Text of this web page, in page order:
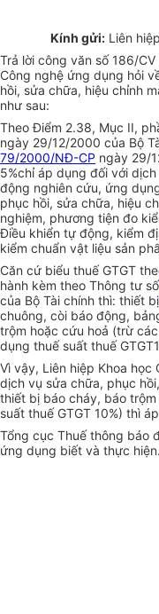
Kính gửi: Liên
Trả lời công văn số 186/
Công nghệ ứng dụng hỏi
hồi, sửa chữa, hiệu chỉnh
như sau:
Theo Điểm 2.38, Mục II,
ngày 29/12/2000 của Bộ
79/2000/NĐ-CP ngày 29/
5%chỉ áp dụng đối với
động nghiên cứu, ứng
phục hồi, sửa chữa, hiệu
nghiệm, phương tiện đo
Điều khiển tự động, kiểm
kiểm chuẩn vật liệu sản
Căn cứ biểu thuế GTGT
hành kèm theo Thông tư số
của Bộ Tài chính thì: thiết
chuông, còi báo động,
trộm hoặc cứu hoả (trừ
dụng thuế suất thuế
Vì vậy, Liên hiệp Khoa
dịch vụ sửa chữa, phục
thiết bị báo cháy, báo
suất thuế GTGT 10%) thì
Tổng cục Thuế thông báo
ứng dụng biết và thực